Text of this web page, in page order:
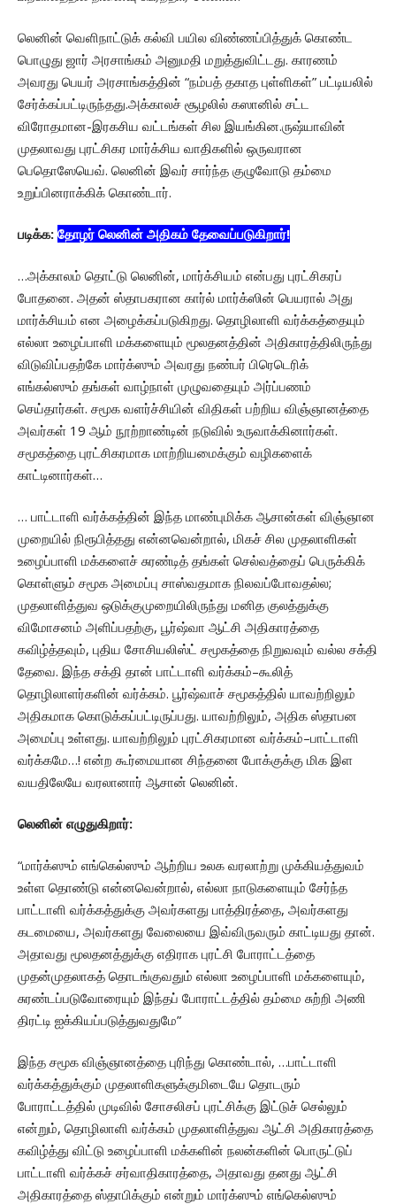
லெனின் வெளிநாட்டுக் கல்வி பயில விண்ணப்பித்துக் கொண்ட
பொழுது ஜார் அரசாங்கம் அனுமதி மறுத்துவிட்டது. காரணம்
அவரது பெயர் அரசாங்கத்தின் “நம்பத் தகாத புள்ளிகள்” பட்டியலில்
சேர்க்கப்பட்டிருந்தது.அக்காலச் சூழலில் கஸானில் சட்ட
விரோதமான-இரகசிய வட்டங்கள் சில இயங்கின.ருஷ்யாவின்
முதலாவது புரட்சிகர மார்க்சிய வாதிகளில் ஒருவரான
பெதொஸேயெவ். லெனின் இவர் சார்ந்த குழுவோடு தம்மை
உறுப்பினராக்கிக் கொண்டார்.
படிக்க: தோழர் லெனின் அதிகம் தேவைப்படுகிறார்!
…அக்காலம் தொட்டு லெனின், மார்க்சியம் என்பது புரட்சிகரப்
போதனை. அதன் ஸ்தாபகரான கார்ல் மார்க்ஸின் பெயரால் அது
மார்க்சியம் என அழைக்கப்படுகிறது. தொழிலாளி வர்க்கத்தையும்
எல்லா உழைப்பாளி மக்களையும் மூலதனத்தின் அதிகாரத்திலிருந்து
விடுவிப்பதற்கே மார்க்ஸும் அவரது நண்பர் பிரெடெரிக்
எங்கல்ஸும் தங்கள் வாழ்நாள் முழுவதையும் அர்ப்பணம்
செய்தார்கள். சமூக வளர்ச்சியின் விதிகள் பற்றிய விஞ்ஞானத்தை
அவர்கள் 19 ஆம் நூற்றாண்டின் நடுவில் உருவாக்கினார்கள்.
சமூகத்தை புரட்சிகரமாக மாற்றியமைக்கும் வழிகளைக்
காட்டினார்கள்…
… பாட்டாளி வர்க்கத்தின் இந்த மாண்புமிக்க ஆசான்கள் விஞ்ஞான
முறையில் நிரூபித்தது என்னவென்றால், மிகச் சில முதலாளிகள்
உழைப்பாளி மக்களைச் சுரண்டித் தங்கள் செல்வத்தைப் பெருக்கிக்
கொள்ளும் சமூக அமைப்பு சாஸ்வதமாக நிலவப்போவதல்ல‌;
முதலாளித்துவ ஒடுக்குமுறையிலிருந்து மனித குலத்துக்கு
விமோசனம் அளிப்பதற்கு, பூர்ஷ்வா ஆட்சி அதிகாரத்தை
கவிழ்த்தவும், புதிய சோசியலிஸ்ட் சமூகத்தை நிறுவவும் வல்ல சக்தி
தேவை. இந்த சக்தி தான் பாட்டாளி வர்க்கம்–கூலித்
தொழிலாளர்களின் வர்க்கம். பூர்ஷ்வாச் சமூகத்தில் யாவற்றிலும்
அதிகமாக கொடுக்கப்பட்டிருப்பது. யாவற்றிலும், அதிக ஸ்தாபன
அமைப்பு உள்ளது. யாவற்றிலும் புரட்சிகரமான வர்க்கம்–பாட்டாளி
வர்க்கமே…! என்ற கூர்மையான சிந்தனை போக்குக்கு மிக இள
வயதிலேயே வரலானார் ஆசான் லெனின்.
லெனின் எழுதுகிறார்:
“மார்க்ஸும் எங்கெல்ஸும் ஆற்றிய உலக வரலாற்று முக்கியத்துவம்
உள்ள தொண்டு என்னவென்றால், எல்லா நாடுகளையும் சேர்ந்த
பாட்டாளி வர்க்கத்துக்கு அவர்களது பாத்திரத்தை, அவர்களது
கடமையை, அவர்களது வேலையை இவ்விருவரும் காட்டியது தான்.
அதாவது மூலதனத்துக்கு எதிராக புரட்சி போராட்டத்தை
முதன்முதலாகத் தொடங்குவதும் எல்லா உழைப்பாளி மக்களையும்,
சுரண்டப்படுவோரையும் இந்தப் போராட்டத்தில் தம்மை சுற்றி அணி
திரட்டி ஐக்கியப்படுத்துவதுமே”
இந்த சமூக விஞ்ஞானத்தை புரிந்து கொண்டால், …பாட்டாளி
வர்க்கத்துக்கும் முதலாளிகளுக்குமிடையே தொடரும்
போராட்டத்தில் முடிவில் சோசலிசப் புரட்சிக்கு இட்டுச் செல்லும்
என்றும், தொழிலாளி வர்க்கம் முதலாளித்துவ ஆட்சி அதிகாரத்தை
கவிழ்த்து விட்டு உழைப்பாளி மக்களின் நலன்களின் பொருட்டுப்
பாட்டாளி வர்க்கச் சர்வாதிகாரத்தை, அதாவது தனது ஆட்சி
அதிகாரத்தை ஸ்தாபிக்கும் என்றும் மார்க்ஸும் எங்கெல்ஸும்